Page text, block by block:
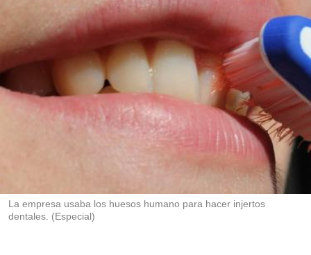
e
s
d
o
m
a
r
La empresa usaba los huesos humano para hacer injertos
dentales. (Especial)